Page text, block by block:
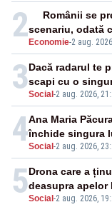
2 Economie-2 aug.
Românii se
scenariu, odată
3Social -2 aug. 2026,
Dacă radarul te
scapi cu o
4Social -2 aug. 2026,
Ana Maria
închide singura
5Social -2 aug. 2026,
Drona care a
deasupra apelor